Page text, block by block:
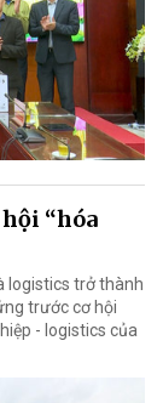
“hóa
logistics trở thành
trước cơ hội
- logistics của